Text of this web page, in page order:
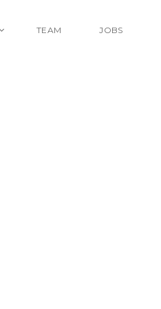
TEAM JOBS